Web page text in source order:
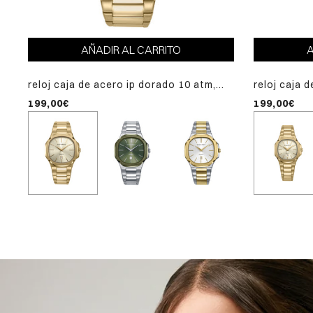
AÑADIR AL CARRITO
reloj caja de acero ip dorado 10 atm,
dorado,movimiento cuarzo,colección
laura escanes
199,00€
reloj
cuarzo,
161,10€
reloj caja
199,00€